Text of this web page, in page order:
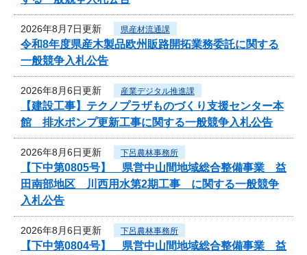
2026年8月7日更新 県産材流通課
令和8年度県産木製品欧州販路開拓業務委託に関する
一般競争入札公告
2026年8月6日更新 産業デジタル推進課
【建設工事】テクノプラザものづくり支援センター本
館 排水ポンプ更新工事に関する一般競争入札公告
2026年8月6日更新 下呂農林事務所
【下中第0805号】 県営中山間地域総合整備事業 益
田南部地区 川西用水第2期工事 に関する一般競争
入札公告
2026年8月6日更新 下呂農林事務所
【下中第0804号】 県営中山間地域総合整備事業 益